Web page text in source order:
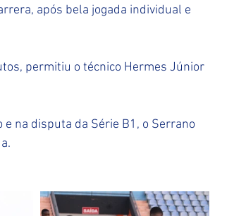
após bela jogada individual e
permitiu o técnico Hermes Júnior
e na disputa da Série B1, o Serrano